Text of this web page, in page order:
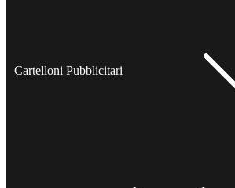
Cartelloni Pubblicitari